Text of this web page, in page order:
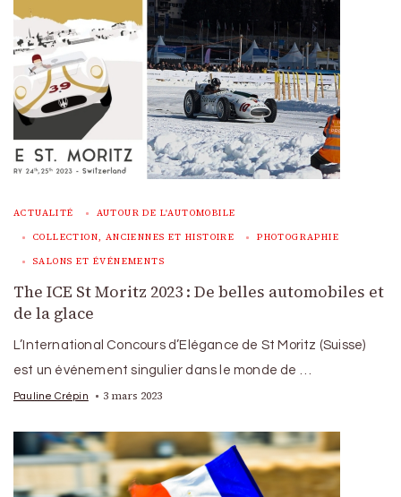
ACTUALITÉ AUTOUR DE L'AUTOMOBILE
COLLECTION, ANCIENNES ET HISTOIRE PHOTOGRAPHIE
SALONS ET ÉVÉNEMENTS
The ICE St Moritz 2023 : De belles automobiles et
de la glace
L’International Concours d’Elégance de St Moritz (Suisse)
est un événement singulier dans le monde de …
Pauline Crépin 3 mars 2023